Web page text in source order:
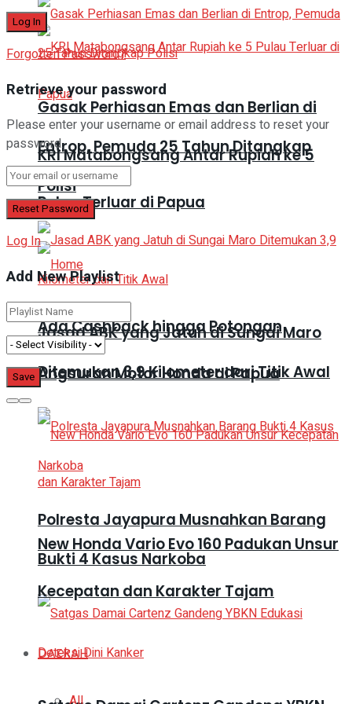
Gasak Perhiasan Emas dan Berlian di
Entrop, Pemuda 25 Tahun Ditangkap
Polisi
Jasad ABK yang Jatuh di Sungai Maro
Ditemukan 3,9 Kilometer dari Titik Awal
Polresta Jayapura Musnahkan Barang
Bukti 4 Kasus Narkoba
KRI Matabongsang Antar Rupiah ke 5
Pulau Terluar di Papua
Ada Cashback hingga Potongan
Angsuran Motor Honda di Papua
New Honda Vario Evo 160 Padukan Unsur
Kecepatan dan Karakter Tajam
DAERAH
Forgotten Password?
Retrieve your password
Please enter your username or email address to reset your
password.
Log In
Add New Playlist